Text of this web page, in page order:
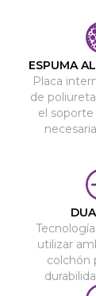
ESPUMA
Placa
de
el soporte
utilizar
colchón